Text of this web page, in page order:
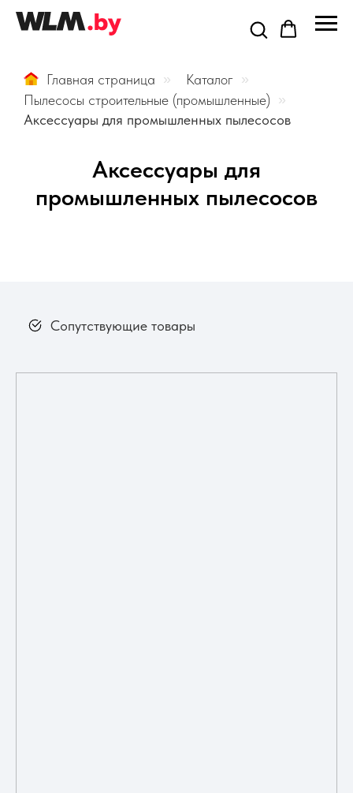
Главная страница » Каталог »
Пылесосы строительные (промышленные) »
Аксессуары для промышленных пылесосов
Аксессуары для
промышленных пылесосов
Сопутствующие товары